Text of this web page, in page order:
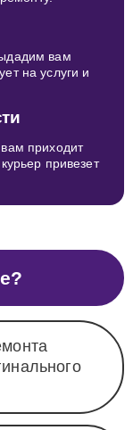
вам
на услуги и
приходит
привезет